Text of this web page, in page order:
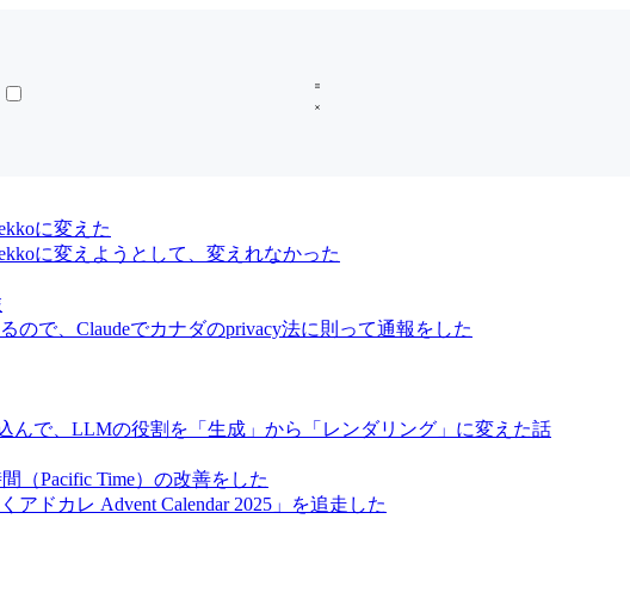
に変えた
に変えようとして、変えれなかった
ので、Claudeでカナダのprivacy法に則って通報をした
んで、LLMの役割を「生成」から「レンダリング」に変えた話
（Pacific Time）の改善をした
アドカレ Advent Calendar 2025」を追走した